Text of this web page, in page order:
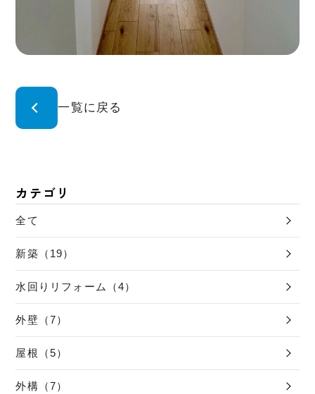
一覧に戻る
カテゴリ
全て
新築（19）
水回りリフォーム（4）
外壁（7）
屋根（5）
外構（7）